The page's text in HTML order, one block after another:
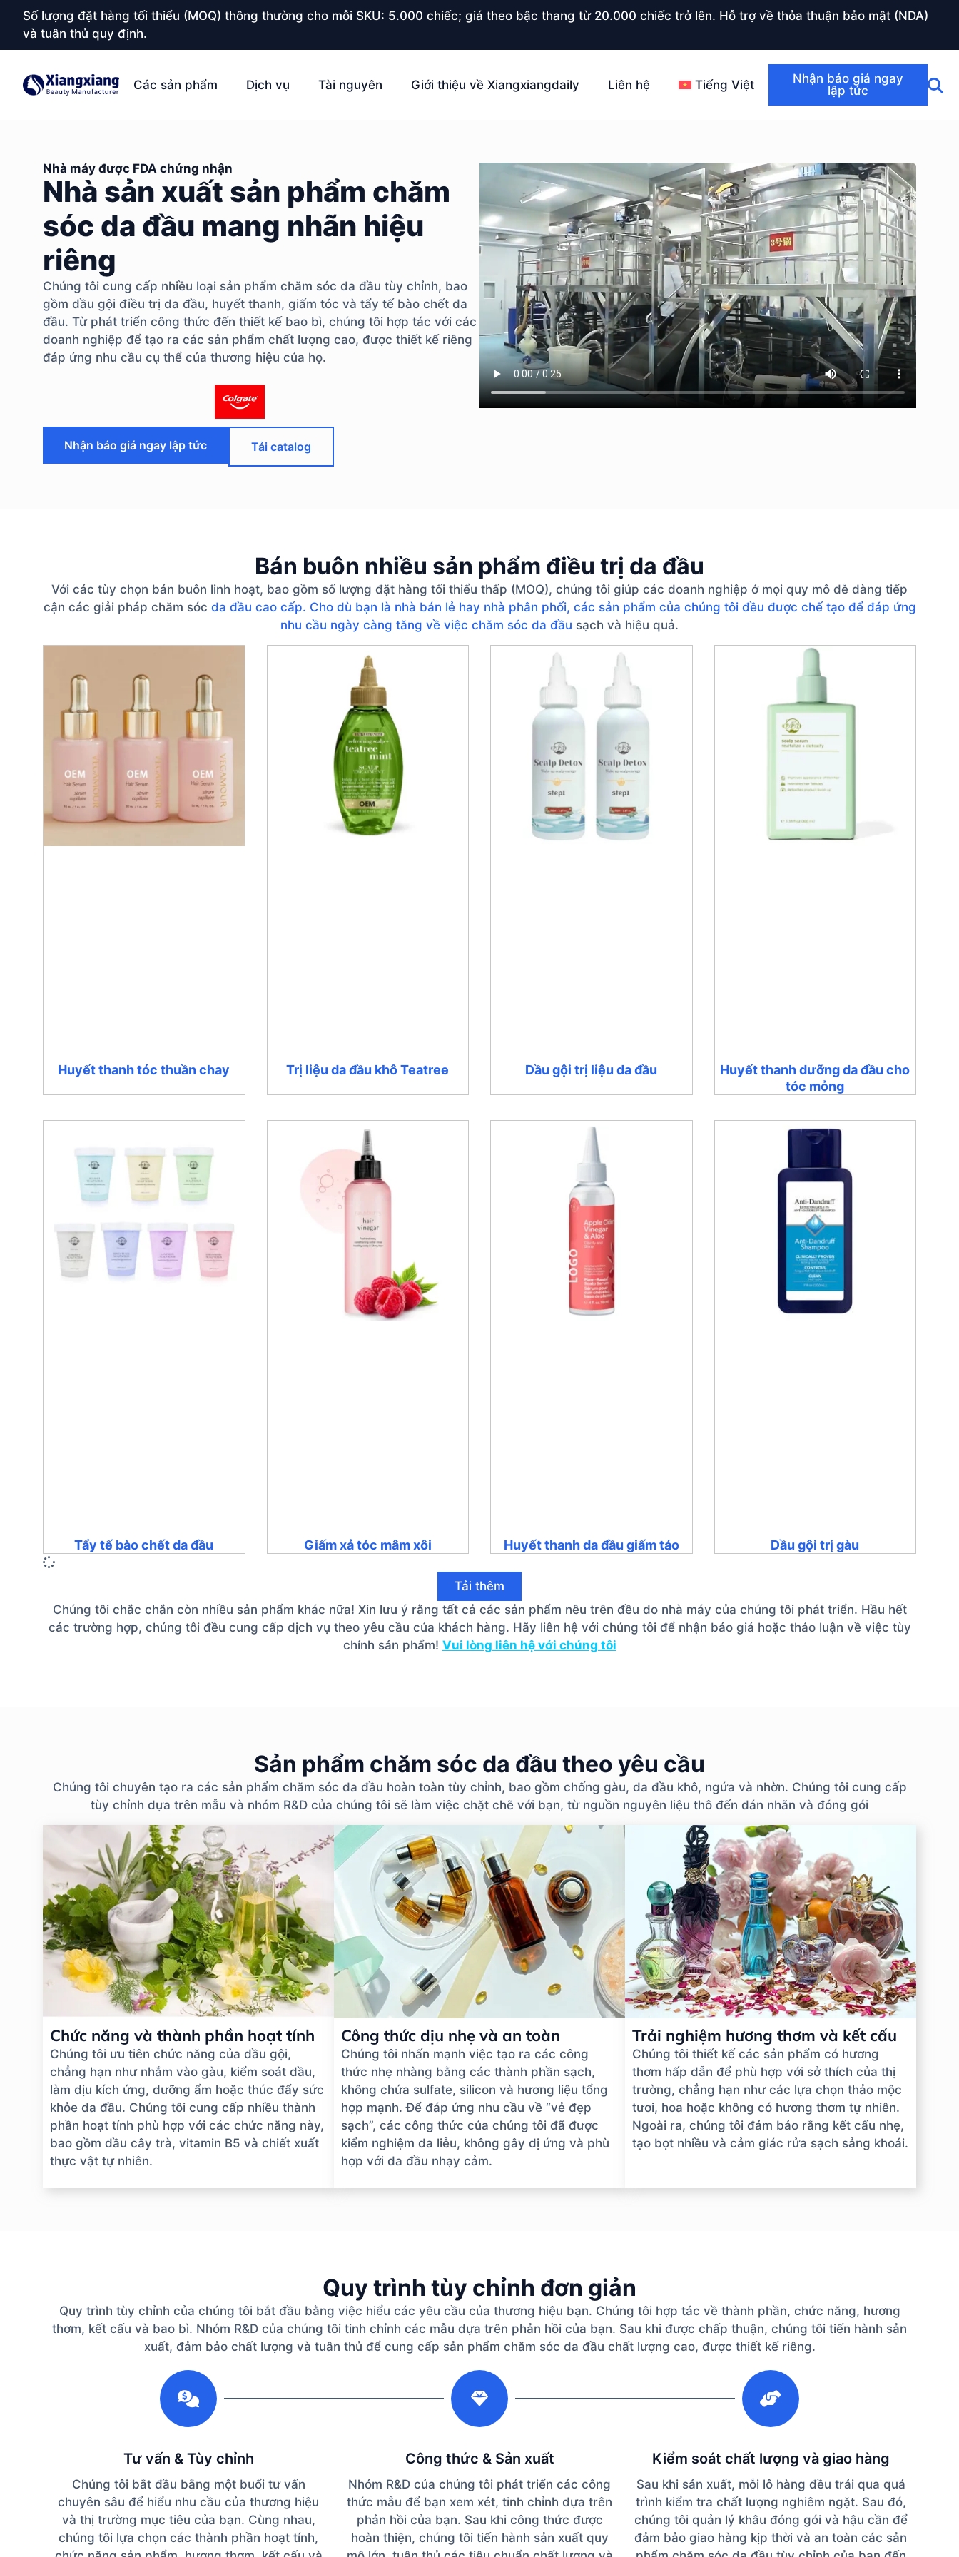
Số lượng đặt hàng tối thiểu (MOQ) thông thường cho mỗi SKU: 5.000 chiếc; giá theo bậc thang từ 20.000 chiếc trở lên. Hỗ trợ về thỏa thuận bảo mật (NDA)
và tuân thủ quy định.
Các sản phẩm Dịch vụ Tài nguyên Giới thiệu về Xiangxiangdaily Liên hệ Tiếng Việt
Nhận báo giá ngay
lập tức
Nhà máy được FDA chứng nhận
Nhà sản xuất sản phẩm chăm
sóc da đầu mang nhãn hiệu
riêng
Chúng tôi cung cấp nhiều loại sản phẩm chăm sóc da đầu tùy chỉnh, bao
gồm dầu gội điều trị da đầu, huyết thanh, giấm tóc và tẩy tế bào chết da
đầu. Từ phát triển công thức đến thiết kế bao bì, chúng tôi hợp tác với các
doanh nghiệp để tạo ra các sản phẩm chất lượng cao, được thiết kế riêng
đáp ứng nhu cầu cụ thể của thương hiệu của họ.
Nhận báo giá ngay lập tức Tải catalog
Bán buôn nhiều sản phẩm điều trị da đầu
Với các tùy chọn bán buôn linh hoạt, bao gồm số lượng đặt hàng tối thiểu thấp (MOQ), chúng tôi giúp các doanh nghiệp ở mọi quy mô dễ dàng tiếp
cận các giải pháp chăm sóc da đầu cao cấp. Cho dù bạn là nhà bán lẻ hay nhà phân phối, các sản phẩm của chúng tôi đều được chế tạo để đáp ứng
nhu cầu ngày càng tăng về việc chăm sóc da đầu sạch và hiệu quả.
Huyết thanh tóc thuần chay Trị liệu da đầu khô Teatree Dầu gội trị liệu da đầu
Huyết thanh dưỡng da đầu cho
tóc mỏng
Tẩy tế bào chết da đầu Giấm xả tóc mâm xôi Huyết thanh da đầu giấm táo Dầu gội trị gàu
Tải thêm
Chúng tôi chắc chắn còn nhiều sản phẩm khác nữa! Xin lưu ý rằng tất cả các sản phẩm nêu trên đều do nhà máy của chúng tôi phát triển. Hầu hết
các trường hợp, chúng tôi đều cung cấp dịch vụ theo yêu cầu của khách hàng. Hãy liên hệ với chúng tôi để nhận báo giá hoặc thảo luận về việc tùy
chỉnh sản phẩm! Vui lòng liên hệ với chúng tôi
Sản phẩm chăm sóc da đầu theo yêu cầu
Chúng tôi chuyên tạo ra các sản phẩm chăm sóc da đầu hoàn toàn tùy chỉnh, bao gồm chống gàu, da đầu khô, ngứa và nhờn. Chúng tôi cung cấp
tùy chỉnh dựa trên mẫu và nhóm R&D của chúng tôi sẽ làm việc chặt chẽ với bạn, từ nguồn nguyên liệu thô đến dán nhãn và đóng gói
Chức năng và thành phần hoạt tính
Chúng tôi ưu tiên chức năng của dầu gội,
chẳng hạn như nhắm vào gàu, kiểm soát dầu,
làm dịu kích ứng, dưỡng ẩm hoặc thúc đẩy sức
khỏe da đầu. Chúng tôi cung cấp nhiều thành
phần hoạt tính phù hợp với các chức năng này,
bao gồm dầu cây trà, vitamin B5 và chiết xuất
thực vật tự nhiên.
Công thức dịu nhẹ và an toàn
Chúng tôi nhấn mạnh việc tạo ra các công
thức nhẹ nhàng bằng các thành phần sạch,
không chứa sulfate, silicon và hương liệu tổng
hợp mạnh. Để đáp ứng nhu cầu về “vẻ đẹp
sạch”, các công thức của chúng tôi đã được
kiểm nghiệm da liễu, không gây dị ứng và phù
hợp với da đầu nhạy cảm.
Trải nghiệm hương thơm và kết cấu
Chúng tôi thiết kế các sản phẩm có hương
thơm hấp dẫn để phù hợp với sở thích của thị
trường, chẳng hạn như các lựa chọn thảo mộc
tươi, hoa hoặc không có hương thơm tự nhiên.
Ngoài ra, chúng tôi đảm bảo rằng kết cấu nhẹ,
tạo bọt nhiều và cảm giác rửa sạch sảng khoái.
Quy trình tùy chỉnh đơn giản
Quy trình tùy chỉnh của chúng tôi bắt đầu bằng việc hiểu các yêu cầu của thương hiệu bạn. Chúng tôi hợp tác về thành phần, chức năng, hương
thơm, kết cấu và bao bì. Nhóm R&D của chúng tôi tinh chỉnh các mẫu dựa trên phản hồi của bạn. Sau khi được chấp thuận, chúng tôi tiến hành sản
xuất, đảm bảo chất lượng và tuân thủ để cung cấp sản phẩm chăm sóc da đầu chất lượng cao, được thiết kế riêng.
Tư vấn & Tùy chỉnh
Chúng tôi bắt đầu bằng một buổi tư vấn
chuyên sâu để hiểu nhu cầu của thương hiệu
và thị trường mục tiêu của bạn. Cùng nhau,
chúng tôi lựa chọn các thành phần hoạt tính,
Công thức & Sản xuất
Nhóm R&D của chúng tôi phát triển các công
thức mẫu để bạn xem xét, tinh chỉnh dựa trên
phản hồi của bạn. Sau khi công thức được
hoàn thiện, chúng tôi tiến hành sản xuất quy
Kiểm soát chất lượng và giao hàng
Sau khi sản xuất, mỗi lô hàng đều trải qua quá
trình kiểm tra chất lượng nghiêm ngặt. Sau đó,
chúng tôi quản lý khâu đóng gói và hậu cần để
đảm bảo giao hàng kịp thời và an toàn các sản